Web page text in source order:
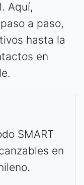
Aquí,
a paso,
hasta la
en
SMART
en